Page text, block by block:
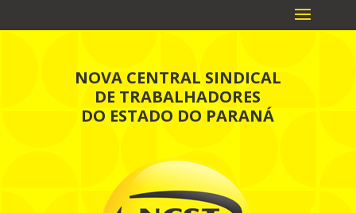
NOVA CENTRAL SINDICAL
DE TRABALHADORES
DO ESTADO DO PARANÁ